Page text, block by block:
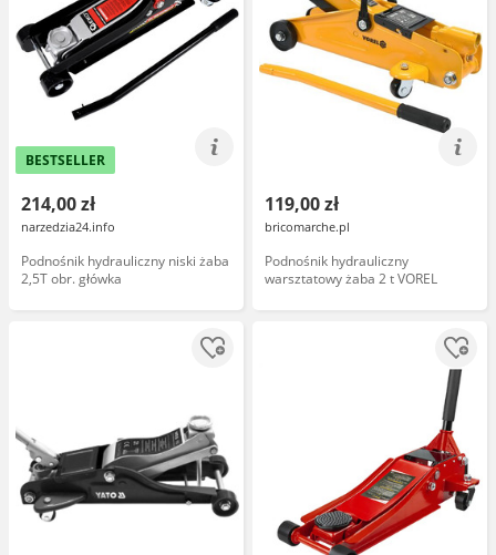
BESTSELLER
214,00 zł
narzedzia24.info
Podnośnik hydrauliczny niski żaba
2,5T obr. główka
119,00 zł
bricomarche.pl
Podnośnik hydrauliczny
warsztatowy żaba 2 t VOREL